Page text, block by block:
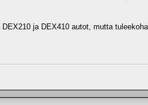
ja DEX410 autot, mutta